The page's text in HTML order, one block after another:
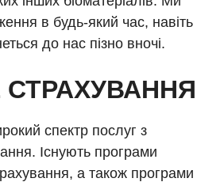
в будь-який час, навіть
до нас пізно вночі.
спектр послуг з
Існують програми
а також програми